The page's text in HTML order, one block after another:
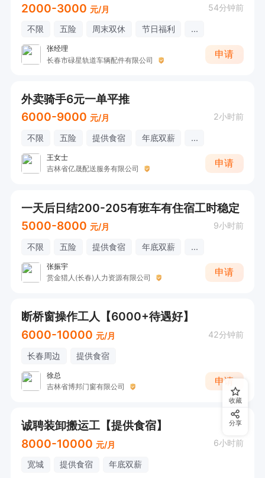
2000-3000 元/月 54分钟前
不限 五险 周末双休 节日福利 ...
张经理
长春市碌星轨道车辆配件有限公司
申请
外卖骑手6元一单平推
6000-9000 元/月 2小时前
不限 五险 提供食宿 年底双薪 ...
王女士
吉林省亿晟配送服务有限公司
申请
一天后日结200-205有班车有住宿工时稳定
5000-8000 元/月 9小时前
不限 五险 提供食宿 年底双薪 ...
张振宇
赏金猎人(长春)人力资源有限公司
申请
断桥窗操作工人【6000+待遇好】
6000-10000 元/月 42分钟前
长春周边 提供食宿
徐总
吉林省博邦门窗有限公司
申请
诚聘装卸搬运工【提供食宿】
8000-10000 元/月 6小时前
宽城 提供食宿 年底双薪
收藏
分享